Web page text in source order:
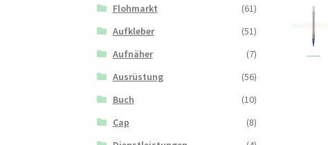
Flohmarkt
(61)
Aufkleber
(51)
Aufnäher
(7)
Ausrüstung
(56)
Buch
(10)
Cap
(8)